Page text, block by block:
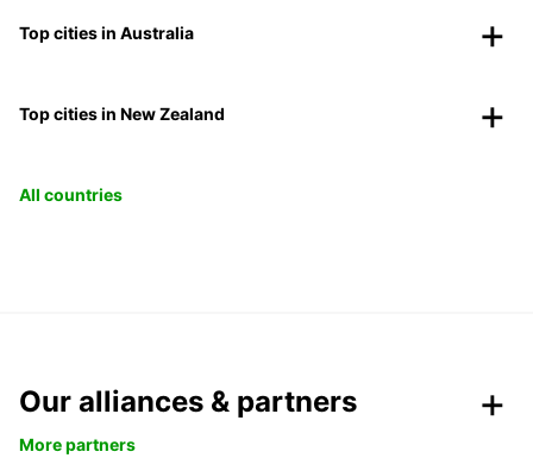
Top cities in Australia
Top cities in New Zealand
All countries
Our alliances & partners
More partners